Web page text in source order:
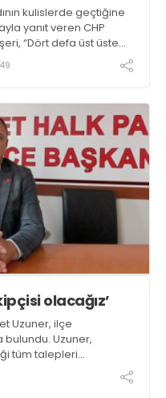
kulislerde geçtiğine
yanıt veren CHP
“Dört defa üst üste
yanındayım”
olacağız’
Uzuner, ilçe
Uzuner,
tüm talepleri
meclise taşıdık. Bu
edeceğiz” dedi